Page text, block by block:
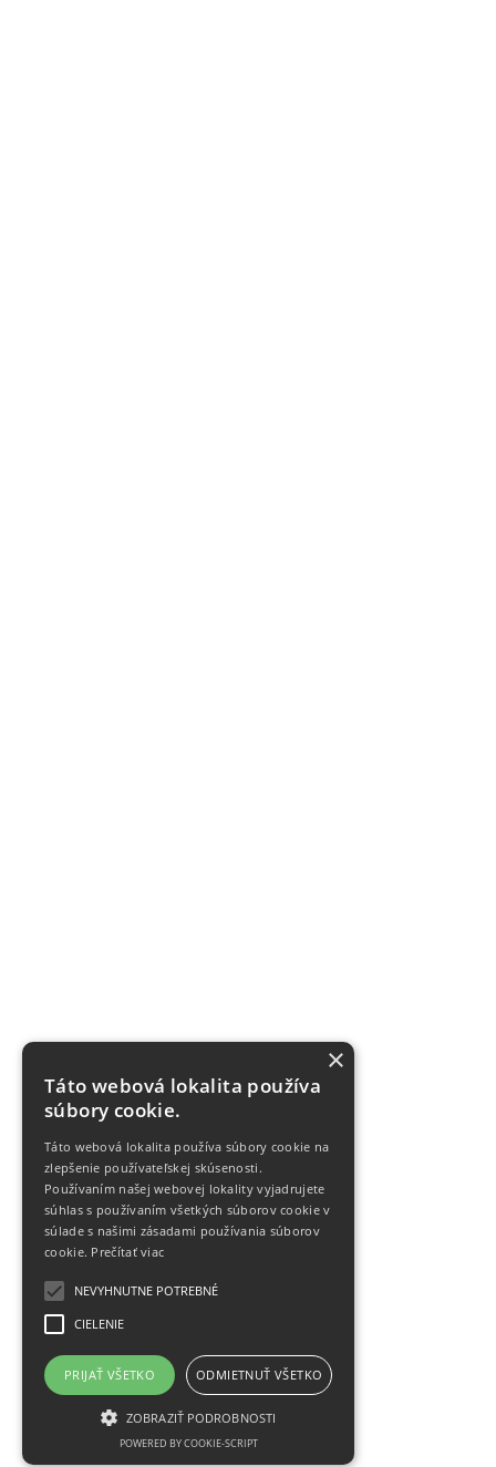
×
Táto webová lokalita používa
súbory cookie.
Táto webová lokalita používa súbory cookie na
zlepšenie používateľskej skúsenosti.
Používaním našej webovej lokality vyjadrujete
súhlas s používaním všetkých súborov cookie v
súlade s našimi zásadami používania súborov
cookie. Prečítať viac
NEVYHNUTNE POTREBNÉ
CIELENIE
PRIJAŤ VŠETKO ODMIETNUŤ VŠETKO
ZOBRAZIŤ PODROBNOSTI
POWERED BY COOKIE-SCRIPT